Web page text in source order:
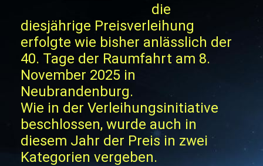
die
diesjährige Preisverleihung
erfolgte wie bisher anlässlich der
40. Tage der Raumfahrt am 8.
November 2025 in
Neubrandenburg.
Wie in der Verleihungsinitiative
beschlossen, wurde auch in
diesem Jahr der Preis in zwei
Kategorien vergeben.